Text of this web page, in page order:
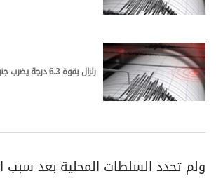
زلزال بقوة 6.3 درجة يضرب جنوب الفلبين
ولم تحدد السلطات المحلية بعد سبب